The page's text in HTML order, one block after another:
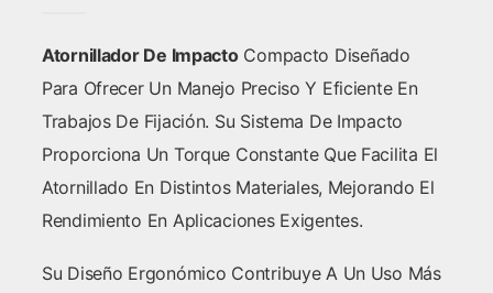
Atornillador De ImpactoCompacto Diseñado
Para Ofrecer Un Manejo Preciso Y Eficiente En
Trabajos De Fijación. Su Sistema De Impacto
Proporciona Un Torque Constante Que Facilita El
Atornillado En Distintos Materiales, Mejorando El
Rendimiento En Aplicaciones Exigentes.
Su Diseño Ergonómico Contribuye A Un Uso Más